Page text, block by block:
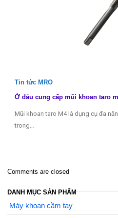
Tin tức MRO
Ở đâu cung cấp mũi khoan taro
Mũi khoan taro M4 là dụng cụ đa
trong…
Comments are closed
DANH MỤC SẢN PHẨM
Máy khoan cầm tay